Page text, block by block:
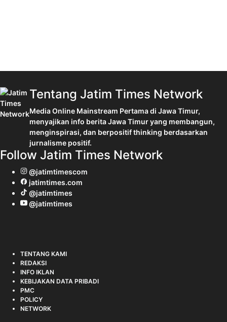
Tentang Jatim Times Network
Media Online Mainstream Pertama di Jawa Timur,
menyajikan info berita Jawa Timur yang membangun,
menginspirasi, dan berpositif thinking berdasarkan
jurnalisme positif.
Follow Jatim Times Network
@jatimtimescom
jatimtimes.com
@jatimtimes
@jatimtimes
TENTANG KAMI
REDAKSI
INFO IKLAN
KEBIJAKAN DATA PRIBADI
PMC
POLICY
NETWORK